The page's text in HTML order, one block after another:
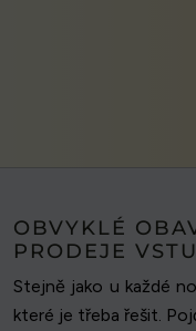
OBVYKLÉ
PRODEJE
Stejně jako u každé
které je třeba řešit.